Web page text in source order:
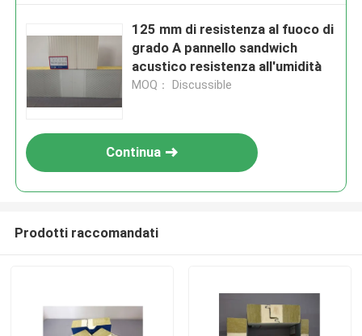
125 mm di resistenza al fuoco di
grado A pannello sandwich
acustico resistenza all'umidità
MOQ： Discussible
Continua
Prodotti raccomandati